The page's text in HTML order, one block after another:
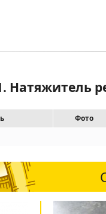
Натяжитель
Фото